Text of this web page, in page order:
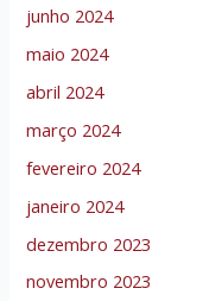
junho 2024
maio 2024
abril 2024
março 2024
fevereiro 2024
janeiro 2024
dezembro 2023
novembro 2023